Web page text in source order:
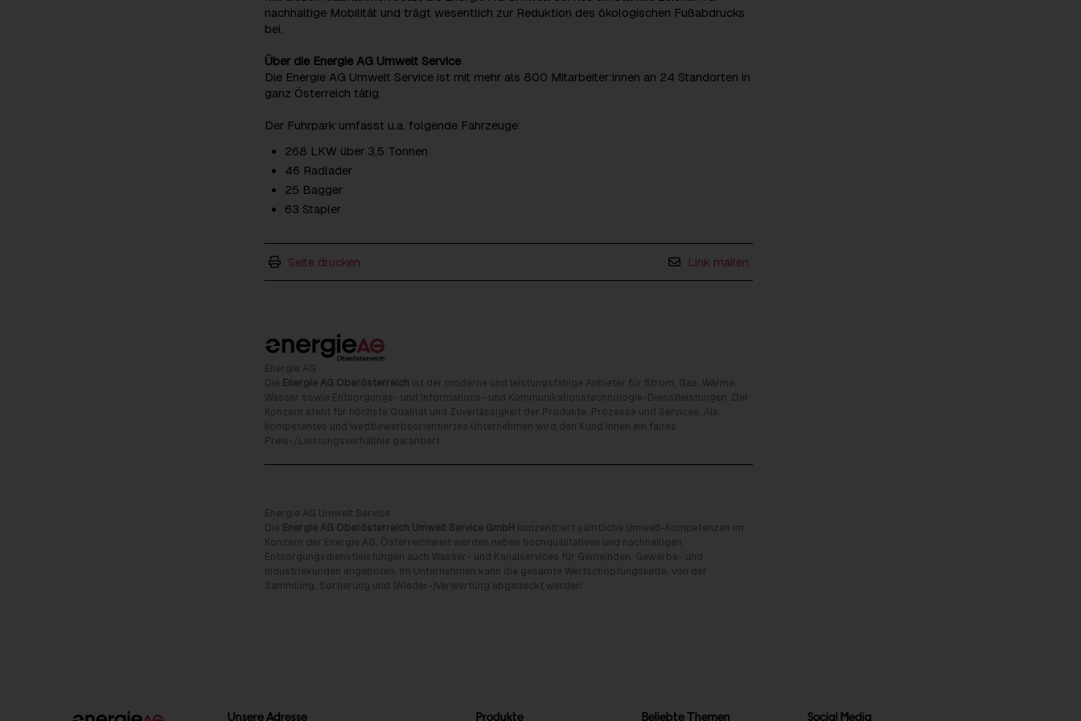
nachhaltige Mobilität und trägt wesentlich zur Reduktion des ökologischen Fußabdrucks
bei.
Über die Energie AG Umwelt Service
Die Energie AG Umwelt Service ist mit mehr als 800 Mitarbeiter:innen an 24 Standorten in
ganz Österreich tätig.
Der Fuhrpark umfasst u.a. folgende Fahrzeuge:
268 LKW über 3,5 Tonnen
46 Radlader
25 Bagger
63 Stapler
Seite drucken Link mailen
Energie AG
Die Energie AG Oberösterreich ist der moderne und leistungsfähige Anbieter für Strom, Gas, Wärme,
Wasser sowie Entsorgungs- und Informations- und Kommunikationstechnologie-Dienstleistungen. Der
Konzern steht für höchste Qualität und Zuverlässigkeit der Produkte, Prozesse und Services. Als
kompetentes und wettbewerbsorientiertes Unternehmen wird den Kund:innen ein faires
Preis-/Leistungsverhältnis garantiert.
Energie AG Umwelt Service
Die Energie AG Oberösterreich Umwelt Service GmbH
konzentriert sämtliche Umwelt-Kompetenzen im
Konzern der Energie AG. Österreichweit werden neben hochqualitativen und nachhaltigen
Entsorgungsdienstleistungen auch Wasser- und Kanalservices für Gemeinden, Gewerbe- und
Industriekunden angeboten. Im Unternehmen kann die gesamte Wertschöpfungskette, von der
Sammlung, Sortierung und (Wieder-)Verwertung abgedeckt werden.
Unsere Adresse Produkte Beliebte Themen Social Media